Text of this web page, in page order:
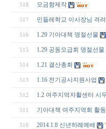
518 모금함제작
517 민들레학교 이사장님 격
516 1.29 기아대책 명절선물
515 1.29 공동모급회 명절선물
514 1.21 결산총회
513 1.16 전기공사지원사업
512 1.2 여주지역자활센터 시
511 기아대책 여주지역회 활동
510 2014.1.8 신년하례예배